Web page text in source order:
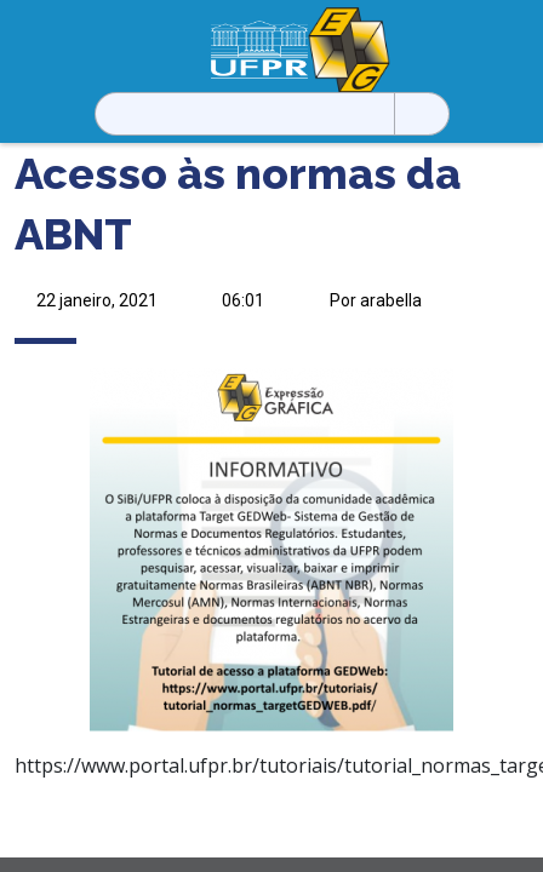
Pesquisar
por:
Acesso às normas da
ABNT
22 janeiro, 2021 06:01 Por arabella
https://www.portal.ufpr.br/tutoriais/